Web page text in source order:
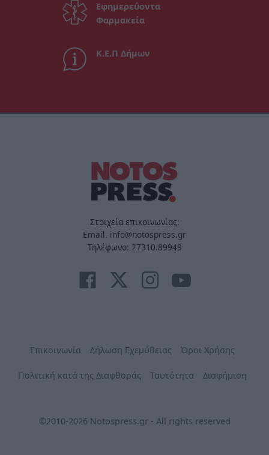
Εφημερεύοντα
Φαρμακεία
Κ.Ε.Π Δήμων
Στοιχεία επικοινωνίας:
Email. info@notospress.gr
Τηλέφωνο: 27310.89949
Επικοινωνία Δήλωση Εχεμύθειας Όροι Χρήσης
Πολιτική κατά της Διαφθοράς Ταυτότητα Διαφήμιση
©2010-2026 Notospress.gr - All rights reserved